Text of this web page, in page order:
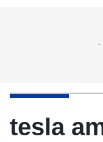
tesla